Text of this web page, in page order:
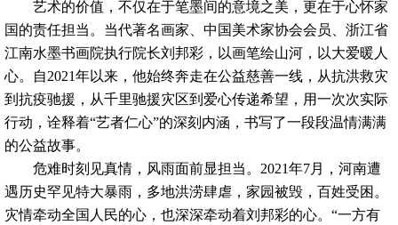
艺术的价值，不仅在于笔墨间的意境之美，更在于心怀家
国的责任担当。当代著名画家、中国美术家协会会员、浙江省
江南水墨书画院执行院长刘邦彩，以画笔绘山河，以大爱暖人
心。自2021年以来，他始终奔走在公益慈善一线，从抗洪救灾
到抗疫驰援，从千里驰援灾区到爱心传递希望，用一次次实际
行动，诠释着“艺者仁心”的深刻内涵，书写了一段段温情满满
的公益故事。
危难时刻见真情，风雨面前显担当。2021年7月，河南遭
遇历史罕见特大暴雨，多地洪涝肆虐，家园被毁，百姓受困。
灾情牵动全国人民的心，也深深牵动着刘邦彩的心。“一方有